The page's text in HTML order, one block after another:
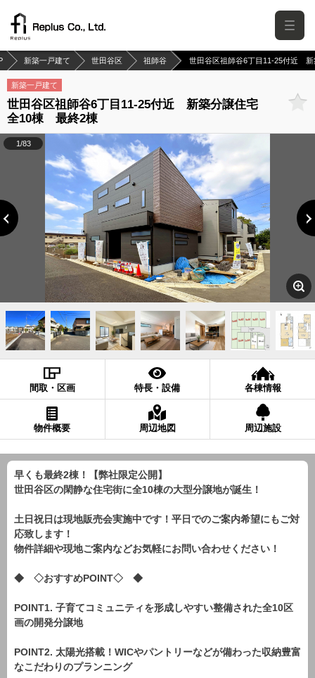
新築一戸建て 世田谷区 祖師谷 世田谷区祖師谷6丁目11-25付近
新築一戸建て
世田谷区祖師谷6丁目11-25付近 新築分譲住宅
全10棟 最終2棟
1/83
間取・区画 特長・設備 各棟情報
物件概要 周辺地図 周辺施設
早くも最終2棟！【弊社限定公開】
世田谷区の閑静な住宅街に全10棟の大型分譲地が誕生！
土日祝日は現地販売会実施中です！平日でのご案内希望にもご対
応致します！
物件詳細や現地ご案内などお気軽にお問い合わせください！
◆ ◇おすすめPOINT◇ ◆
POINT1. 子育てコミュニティを形成しやすい整備された全10区
画の開発分譲地
POINT2. 太陽光搭載！WICやパントリーなどが備わった収納豊富
なこだわりのプランニング